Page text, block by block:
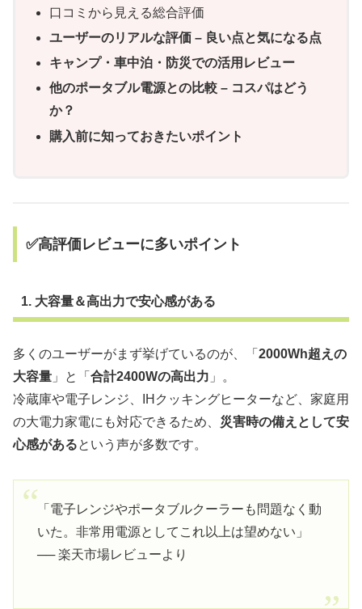
口コミから見える総合評価
ユーザーのリアルな評価 – 良い点と気になる点
キャンプ・車中泊・防災での活用レビュー
他のポータブル電源との比較 – コスパはどう
か？
購入前に知っておきたいポイント
✅高評価レビューに多いポイント
1. 大容量＆高出力で安心感がある
多くのユーザーがまず挙げているのが、「 2000Wh超えの
大容量 」と「 合計2400Wの高出力 」。
冷蔵庫や電子レンジ、IHクッキングヒーターなど、家庭用
の大電力家電にも対応できるため、 災害時の備えとして安
心感があるという声が多数です。
「電子レンジやポータブルクーラーも問題なく動
いた。非常用電源としてこれ以上は望めない」
── 楽天市場レビューより